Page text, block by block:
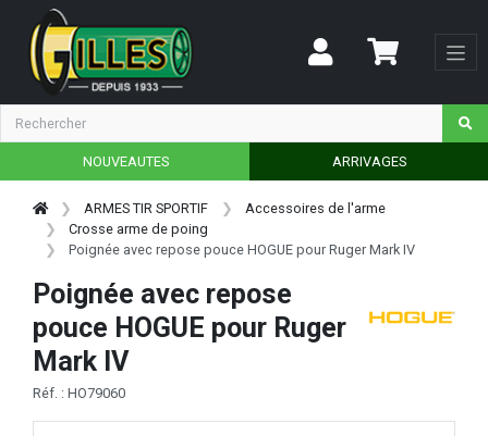
NOUVEAUTES ARRIVAGES
ARMES TIR SPORTIF
Accessoires de l'arme
Crosse arme de poing
Poignée avec repose pouce HOGUE pour Ruger Mark IV
Poignée avec repose
pouce HOGUE pour Ruger
Mark IV
Réf. : HO79060